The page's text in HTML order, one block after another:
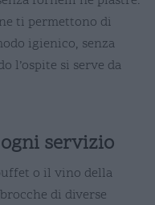
ti permettono di
igienico, senza
l’ospite si serve da
servizio
o il vino della
di diverse